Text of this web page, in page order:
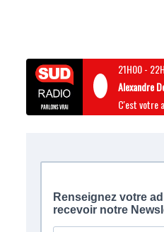
21H00-
Alexandre
C'est votre